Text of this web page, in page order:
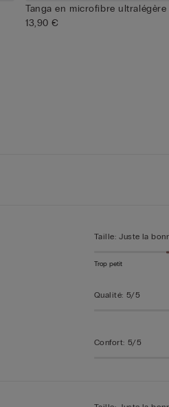
Tanga en microfibre ultralégère
13,90 €
Taille: Juste la
Trop petit
Qualité: 5/5
Confort: 5/5